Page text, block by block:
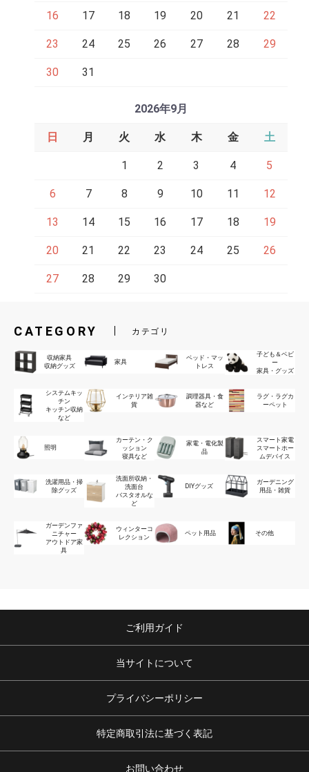
16 17 18 19 20 21 22
23 24 25 26 27 28 29
30 31
2026年9月
日 月 火 水 木 金 土
1 2 3 4 5
6 7 8 9 10 11 12
13 14 15 16 17 18 19
20 21 22 23 24 25 26
27 28 29 30
CATEGORY カテゴリ
収納家具
収納グッズ
家具
ベッド・マッ
トレス
子ども＆ベビ
ー
家具・グッズ
システムキッ
チン
キッチン収納
など
インテリア雑
貨
調理器具・食
器など
ラグ・ラグカ
ーペット
照明
カーテン・ク
ッション
寝具など
家電・電化製
品
スマート家電
スマートホー
ムデバイス
洗濯用品・掃
除グッズ
洗面所収納・
洗面台
バスタオルな
ど
DIYグッズ
ガーデニング
用品・雑貨
ガーデンファ
ニチャー
アウトドア家
具
ウィンターコ
レクション
ペット用品 その他
ご利用ガイド
当サイトについて
プライバシーポリシー
特定商取引法に基づく表記
お問い合わせ